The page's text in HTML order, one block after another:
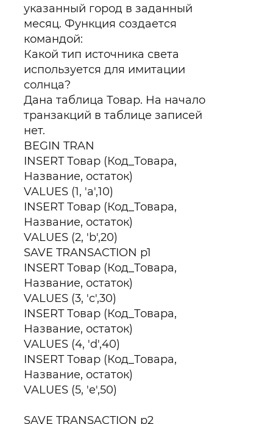
указанный город в заданный
месяц. Функция создается
командой:
Какой тип источника света
используется для имитации
солнца?
Дана таблица Товар. На начало
транзакций в таблице записей
нет.
BEGIN TRAN
INSERT Товар (Код_Товара,
Название, остаток)
VALUES (1, 'a',10)
INSERT Товар (Код_Товара,
Название, остаток)
VALUES (2, 'b',20)
SAVE TRANSACTION p1
INSERT Товар (Код_Товара,
Название, остаток)
VALUES (3, 'c',30)
INSERT Товар (Код_Товара,
Название, остаток)
VALUES (4, 'd',40)
INSERT Товар (Код_Товара,
Название, остаток)
VALUES (5, 'e',50)
SAVE TRANSACTION p2